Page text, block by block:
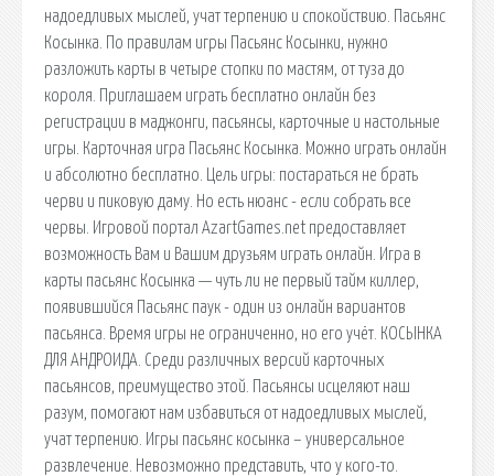
надоедливых мыслей, учат терпению и спокойствию. Пасьянс
Косынка. По правилам игры Пасьянс Косынки, нужно
разложить карты в четыре стопки по мастям, от туза до
короля. Приглашаем играть бесплатно онлайн без
регистрации в маджонги, пасьянсы, карточные и настольные
игры. Карточная игра Пасьянс Косынка. Можно играть онлайн
и абсолютно бесплатно. Цель игры: постараться не брать
черви и пиковую даму. Но есть нюанс - если собрать все
червы. Игровой портал AzartGames.net предоставляет
возможность Вам и Вашим друзьям играть онлайн. Игра в
карты пасьянс Косынка — чуть ли не первый тайм киллер,
появившийся Пасьянс паук - один из онлайн вариантов
пасьянса. Время игры не ограниченно, но его учёт. КОСЫНКА
ДЛЯ АНДРОИДА. Среди различных версий карточных
пасьянсов, преимущество этой. Пасьянсы исцеляют наш
разум, помогают нам избавиться от надоедливых мыслей,
учат терпению. Игры пасьянс косынка – универсальное
развлечение. Невозможно представить, что у кого-то.